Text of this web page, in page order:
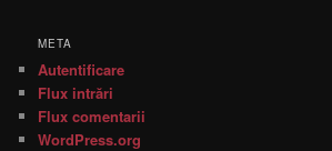
META
Autentificare
Flux intrări
Flux comentarii
WordPress.org